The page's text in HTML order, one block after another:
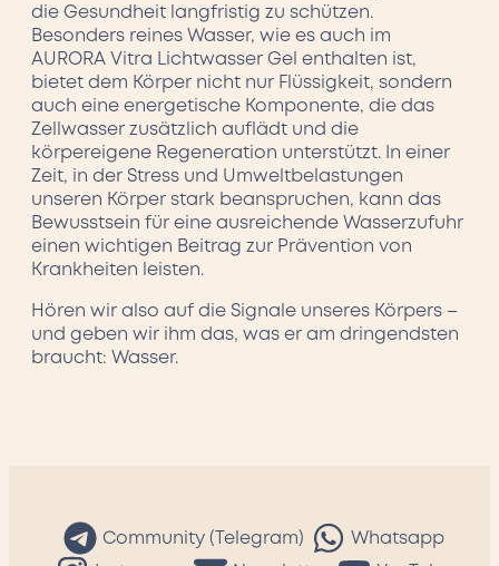
die Gesundheit langfristig zu schützen.
Besonders reines Wasser, wie es auch im
AURORA Vitra Lichtwasser Gel enthalten ist,
bietet dem Körper nicht nur Flüssigkeit, sondern
auch eine energetische Komponente, die das
Zellwasser zusätzlich auflädt und die
körpereigene Regeneration unterstützt. In einer
Zeit, in der Stress und Umweltbelastungen
unseren Körper stark beanspruchen, kann das
Bewusstsein für eine ausreichende Wasserzufuhr
einen wichtigen Beitrag zur Prävention von
Krankheiten leisten.
Hören wir also auf die Signale unseres Körpers –
und geben wir ihm das, was er am dringendsten
braucht: Wasser.
Community (Telegram)
Whatsapp